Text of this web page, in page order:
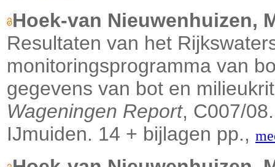
Hoek-van Nieuwenhuizen,
Resultaten van het
monitoringsprogramma van
gegevens van bot en
Wageningen Report, C007/
IJmuiden. 14 + bijlagen pp.,